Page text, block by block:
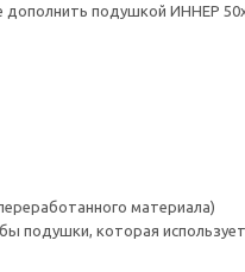
дополнить подушкой ИННЕР
материала)
подушки, которая